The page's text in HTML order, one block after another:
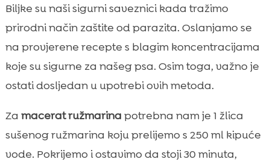
Biljke su naši sigurni saveznici kada tražimo
prirodni način zaštite od parazita. Oslanjamo se
na provjerene recepte s blagim koncentracijama
koje su sigurne za našeg psa. Osim toga, važno je
ostati dosljedan u upotrebi ovih metoda.
Za macerat ružmarina potrebna nam je 1 žlica
sušenog ružmarina koju prelijemo s 250 ml kipuće
vode. Pokrijemo i ostavimo da stoji 30 minuta,